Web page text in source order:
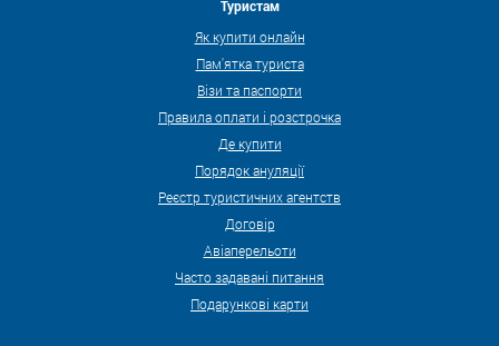
Туристам
Як купити онлайн
Пам'ятка туриста
Візи та паспорти
Правила оплати і розстрочка
Де купити
Порядок ануляції
Реєстр туристичних агентств
Договір
Авіаперельоти
Часто задавані питання
Подарункові карти